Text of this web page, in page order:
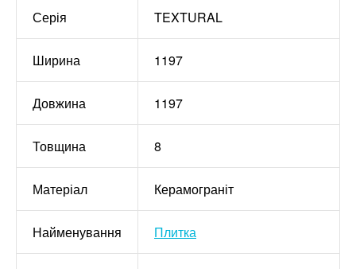
Серія TEXTURAL
Ширина 1197
Довжина 1197
Товщина 8
Матеріал Керамограніт
Найменування Плитка